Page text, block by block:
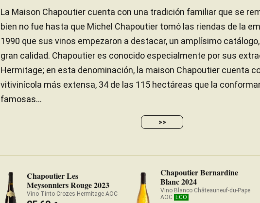
La Maison Chapoutier cuenta con una tradición familiar que se
bien no fue hasta que Michel Chapoutier tomó las riendas de la
1990 que sus vinos empezaron a destacar, un amplísimo
gran calidad. Chapoutier es conocido especialmente por sus
Hermitage; en esta denominación, la maison Chapoutier cuenta
vitivinícola más extensa, 34 de las 115 hectáreas que la
famosas...
>>
Chapoutier Les
Meysonniers Rouge 2023
Vino Tinto Crozes-Hermitage AOC
Chapoutier Bernardine
Blanc 2024
Vino Blanco Châteauneuf-du-Pape
AOC ECO